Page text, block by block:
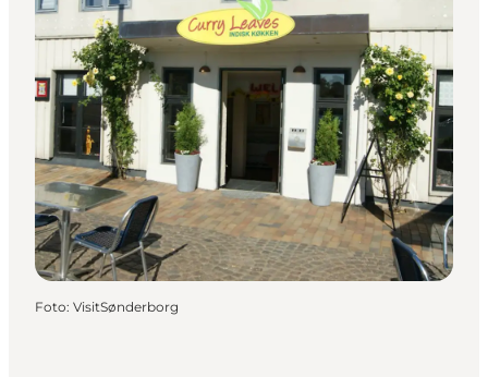
Foto: VisitSønderborg